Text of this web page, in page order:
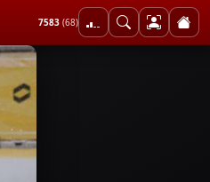
7583 (68)